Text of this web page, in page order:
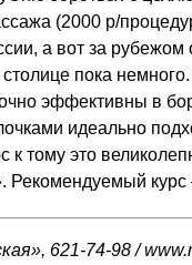
(2000 р/
а вот за
столице пока
эффективны в
идеально
к тому это
Рекомендуемый
621-74-98 /